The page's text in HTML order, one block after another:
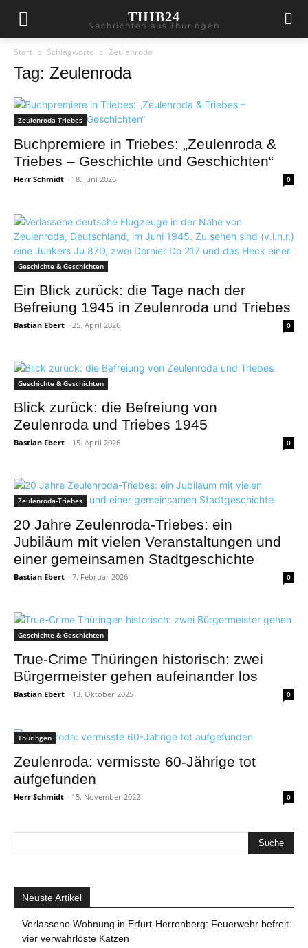
THIB24
Nachrichten aus Thüringen
Start Schlagworte Zeulenroda
Tag: Zeulenroda
Zeulenroda-Triebes
Buchpremiere in Triebes: „Zeulenroda &
Triebes – Geschichte und Geschichten“
Herr Schmidt - 18. Juni 2026 0
Geschichte & Geschichten
Ein Blick zurück: die Tage nach der
Befreiung 1945 in Zeulenroda und Triebes
Bastian Ebert - 25. April 2026 0
Geschichte & Geschichten
Blick zurück: die Befreiung von
Zeulenroda und Triebes 1945
Bastian Ebert - 15. April 2026 0
Zeulenroda-Triebes
20 Jahre Zeulenroda-Triebes: ein
Jubiläum mit vielen Veranstaltungen und
einer gemeinsamen Stadtgeschichte
Bastian Ebert - 7. Februar 2026 0
Geschichte & Geschichten
True-Crime Thüringen historisch: zwei
Bürgermeister gehen aufeinander los
Bastian Ebert - 13. Oktober 2025 0
Thüringen
Zeulenroda: vermisste 60-Jährige tot
aufgefunden
Herr Schmidt - 15. November 2022 0
Neuste Artikel
Verlassene Wohnung in Erfurt-Herrenberg: Feuerwehr befreit
vier verwahrloste Katzen